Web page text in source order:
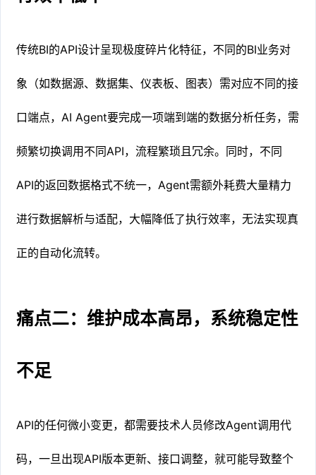
传统BI的API设计呈现极度碎片化特征，不同的BI业务对
象（如数据源、数据集、仪表板、图表）需对应不同的接
口端点，AI Agent要完成一项端到端的数据分析任务，需
频繁切换调用不同API，流程繁琐且冗余。同时，不同
API的返回数据格式不统一，Agent需额外耗费大量精力
进行数据解析与适配，大幅降低了执行效率，无法实现真
正的自动化流转。
痛点二：维护成本高昂，系统稳定性
不足
API的任何微小变更，都需要技术人员修改Agent调用代
码，一旦出现API版本更新、接口调整，就可能导致整个